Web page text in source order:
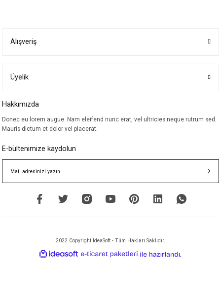
Alışveriş
Üyelik
Hakkımızda
Donec eu lorem augue. Nam eleifend nunc erat, vel ultricies neque rutrum sed.
Mauris dictum et dolor vel placerat.
E-bültenimize kaydolun
2022 Copyright IdeaSoft - Tüm Hakları Saklıdır.
ideasoft
e-